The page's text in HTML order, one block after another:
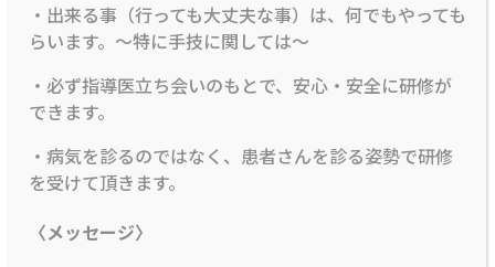
・出来る事（行っても大丈夫な事）は、何でもやっても
らいます。～特に手技に関しては～
・必ず指導医立ち会いのもとで、安心・安全に研修が
できます。
・病気を診るのではなく、患者さんを診る姿勢で研修
を受けて頂きます。
〈メッセージ〉